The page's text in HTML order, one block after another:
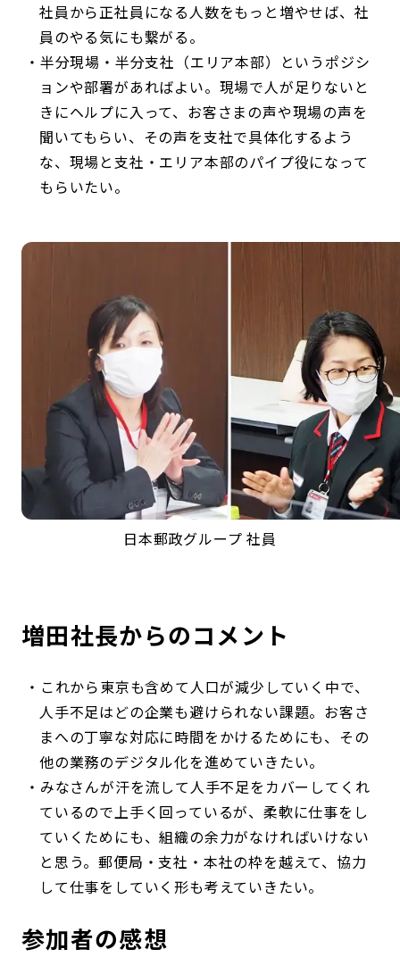
社員から正社員になる人数をもっと増やせば、社
員のやる気にも繋がる。
半分現場・半分支社（エリア本部）というポジシ
ョンや部署があればよい。現場で人が足りないと
きにヘルプに入って、お客さまの声や現場の声を
聞いてもらい、その声を支社で具体化するよう
な、現場と支社・エリア本部のパイプ役になって
もらいたい。
日本郵政グループ 社員
増田社長からのコメント
これから東京も含めて人口が減少していく中で、
人手不足はどの企業も避けられない課題。お客さ
まへの丁寧な対応に時間をかけるためにも、その
他の業務のデジタル化を進めていきたい。
みなさんが汗を流して人手不足をカバーしてくれ
ているので上手く回っているが、柔軟に仕事をし
ていくためにも、組織の余力がなければいけない
と思う。郵便局・支社・本社の枠を越えて、協力
して仕事をしていく形も考えていきたい。
参加者の感想